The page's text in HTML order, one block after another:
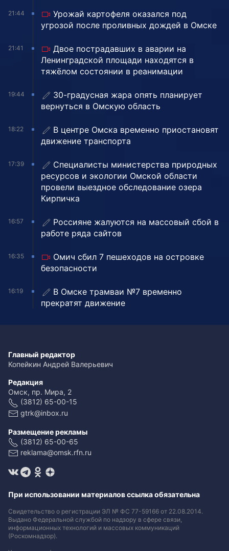
21:44
Урожай картофеля оказался под
угрозой после проливных дождей в Омске
21:41
Двое пострадавших в аварии на
Ленинградской площади находятся в
тяжёлом состоянии в реанимации
19:44
30-градусная жара опять планирует
вернуться в Омскую область
18:22
В центре Омска временно приостановят
движение транспорта
17:39
Специалисты министерства природных
ресурсов и экологии Омской области
провели выездное обследование озера
Кирпичка
16:57
Россияне жалуются на массовый сбой в
работе ряда сайтов
16:35
Омич сбил 7 пешеходов на островке
безопасности
16:19
В Омске трамваи №7 временно
прекратят движение
Главный редактор
Копейкин Андрей Валерьевич
Редакция
Омск, пр. Мира, 2
(3812) 65-00-15
gtrk@inbox.ru
Размещение рекламы
(3812) 65-00-65
reklama@omsk.rfn.ru
При использовании материалов ссылка обязательна
Свидетельство о регистрации ЭЛ № ФС 77-59166 от 22.08.2014.
Выдано Федеральной службой по надзору в сфере связи,
информационных технологий и массовых коммуникаций
(Роскомнадзор).